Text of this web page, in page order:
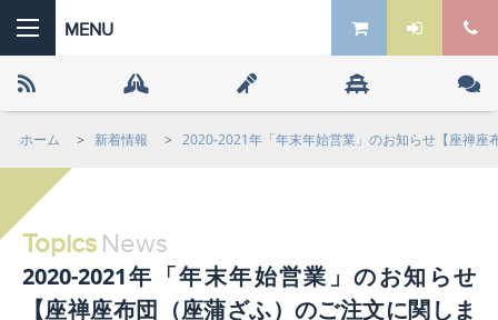
ZEN
ホーム > 新着情報 > 2020-2021年「年末年始営業」のお知らせ【座禅座
Topics News
2020-2021年「年末年始営業」のお知らせ
【座禅座布団（座蒲ざふ）のご注文に関しま